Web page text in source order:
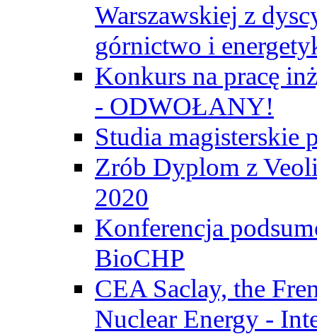
Warszawskiej z
górnictwo i
Konkurs na pracę
- ODWOŁANY!
Studia magisterskie
Zrób Dyplom z
2020
Konferencja
BioCHP
CEA Saclay, the
Nuclear Energy -